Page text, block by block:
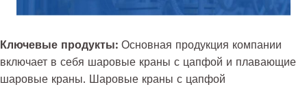
Ключевые продукты: Основная продукция компании
включает в себя шаровые краны с цапфой и плавающие
шаровые краны. Шаровые краны с цапфой